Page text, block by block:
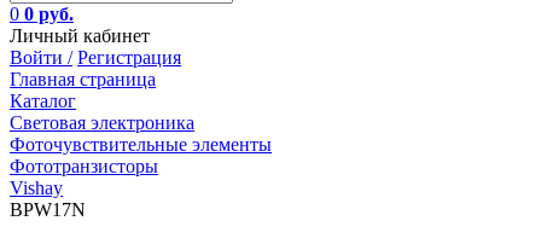
0 0 руб.
Личный кабинет
Войти / Регистрация
Главная страница
Каталог
Световая электроника
Фоточувствительные элементы
Фототранзисторы
Vishay
BPW17N